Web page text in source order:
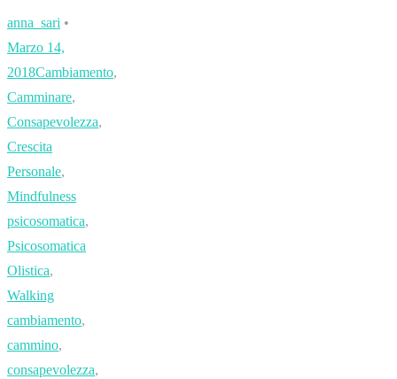
anna_sari •
Marzo 14,
2018Cambiamento,
Camminare,
Consapevolezza,
Crescita
Personale,
Mindfulness
psicosomatica,
Psicosomatica
Olistica,
Walking
cambiamento,
cammino,
consapevolezza,